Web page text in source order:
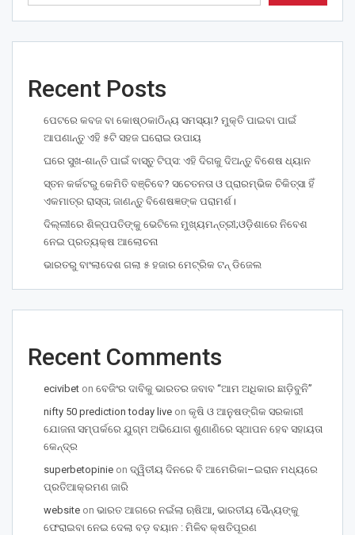
Recent Posts
ପେଟରେ କବଜ ବା କୋଷ୍ଠକାଠିନ୍ୟ ସମସ୍ୟା? ମୁକ୍ତି ପାଇବା ପାଇଁ
ଆପଣାନ୍ତୁ ଏହି ୫ଟି ସହଜ ଘରୋଇ ଉପାୟ
ଘରେ ସୁଖ-ଶାନ୍ତି ପାଇଁ ବାସ୍ତୁ ଟିପ୍ସ: ଏହି ଦିଗକୁ ଦିଅନ୍ତୁ ବିଶେଷ ଧ୍ୟାନ
ସ୍ତନ କର୍କଟରୁ କେମିତି ବଞ୍ଚିବେ? ସଚେତନତା ଓ ପ୍ରାରମ୍ଭିକ ଚିକିତ୍ସା ହିଁ
ଏକମାତ୍ର ରାସ୍ତା; ଜାଣନ୍ତୁ ବିଶେଷଜ୍ଞଙ୍କ ପରାମର୍ଶ।
ଦିଲ୍ଲୀରେ ଶିଳ୍ପପତିଙ୍କୁ ଭେଟିଲେ ମୁଖ୍ୟମନ୍ତ୍ରୀ;ଓଡ଼ିଶାରେ ନିବେଶ
ନେଇ ପ୍ରତ୍ୟକ୍ଷ ଆଲୋଚନା
ଭାରତରୁ ବାଂଲାଦେଶ ଗଲା ୫ ହଜାର ମେଟ୍ରିକ ଟନ୍‌ ଡିଜେଲ
Recent Comments
ecivibet on ବେଜିଂର ଦାବିକୁ ଭାରତର ଜବାବ “ଆମ ଅଧିକାର ଛାଡ଼ିବୁନି”
nifty 50 prediction today live on କୃଷି ଓ ଆନୁଷଙ୍ଗିକ ସରକାରୀ
ଯୋଜନା ସମ୍ପର୍କରେ ଯୁଗ୍ମ ଅଭିଯୋଗ ଶୁଣାଣିରେ ସ୍ଥାପନ ହେବ ସହାୟତା
କେନ୍ଦ୍ର
superbetopinie on ଦ୍ୱିତୀୟ ଦିନରେ ବି ଆମେରିକା–ଇରାନ ମଧ୍ୟରେ
ପ୍ରତିଆକ୍ରମଣ ଜାରି
website on ଭାରତ ଆଗରେ ନଇଁଲା ଋଷିଆ, ଭାରତୀୟ ସୈନ୍ୟଙ୍କୁ
ଫେରାଇବା ନେଇ ଦେଲା ବଡ଼ ବୟାନ : ମିଳିବ କ୍ଷତିପୂରଣ